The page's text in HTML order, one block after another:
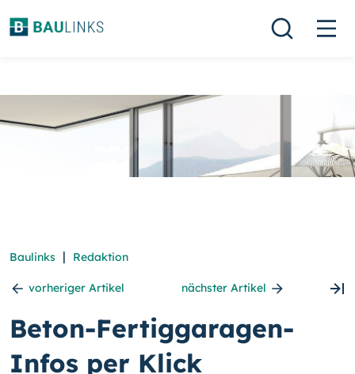
Baulinks | Redaktion
vorheriger Artikel nächster Artikel
Beton-Fertiggaragen-
Infos per Klick